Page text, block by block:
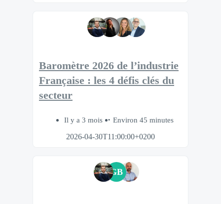
Baromètre 2026 de l’industrie
Française : les 4 défis clés du
secteur
Il y a 3 mois
Environ 45 minutes
2026-04-30T11:00:00+0200
GB